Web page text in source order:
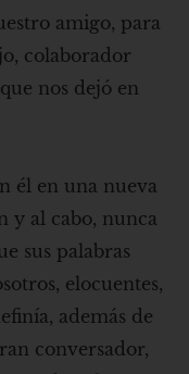
amigo, para
colaborador
nos dejó en
él en una nueva
y al cabo, nunca
sus palabras
elocuentes,
además de
conversador,